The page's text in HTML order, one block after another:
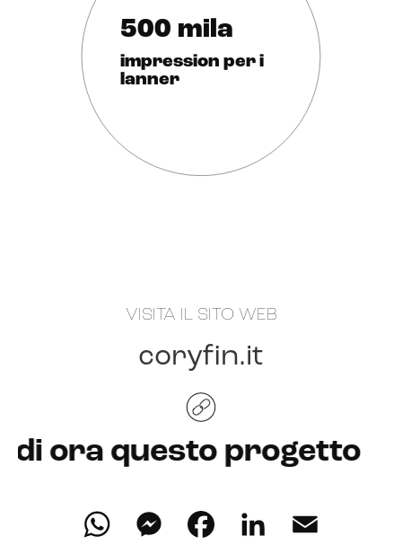
500 mila
impression per i
lanner
VISITA IL SITO WEB
coryfin.it
questo progetto
WhatsApp
Messenger
Facebook
LinkedIn